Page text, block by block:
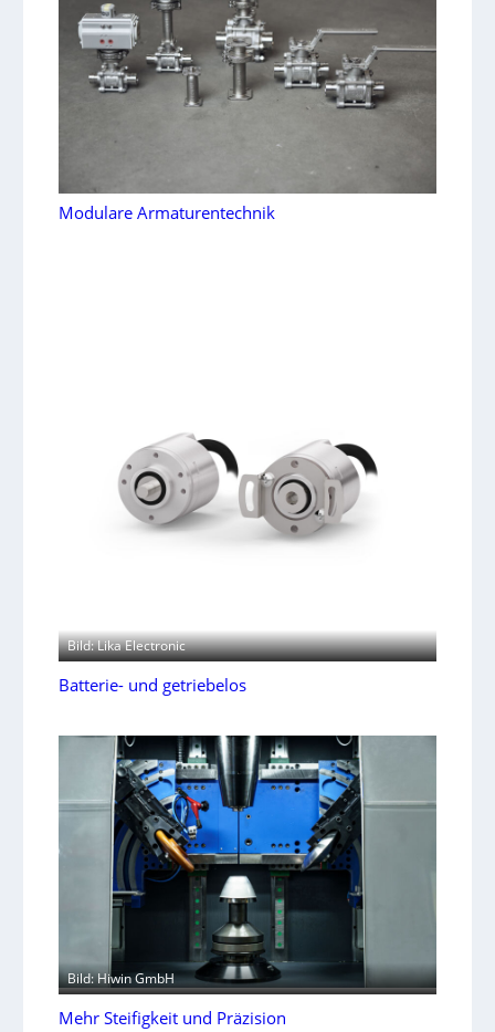
Modulare Armaturentechnik
Bild: Lika Electronic
Batterie- und getriebelos
Bild: Hiwin GmbH
Mehr Steifigkeit und Präzision